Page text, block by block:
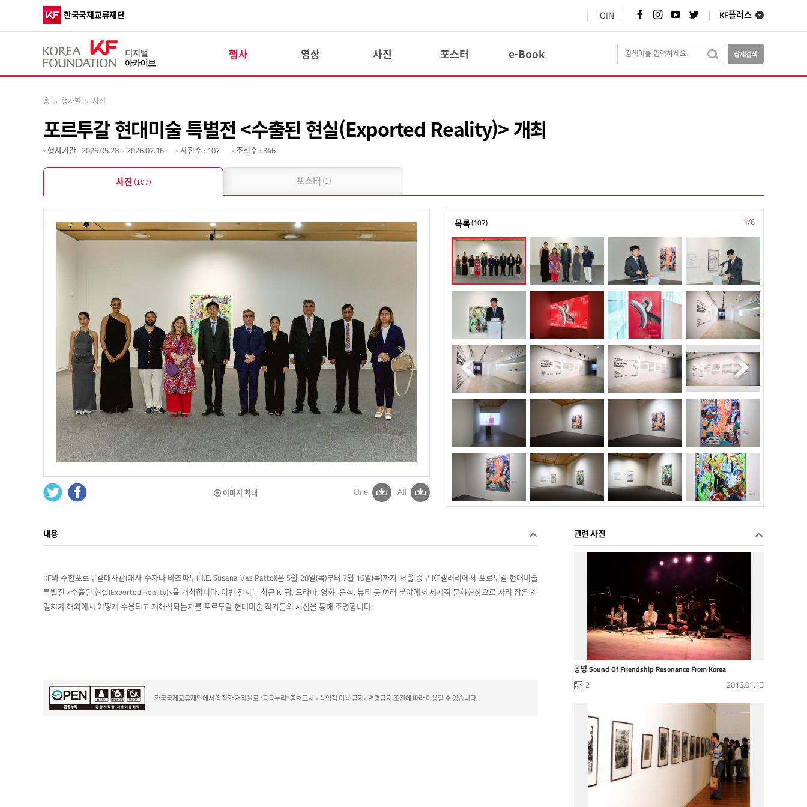
한국국제교류재단 JOIN 페
이
스
북
바
로
가
인
스
타
그
램
바
로
유
튜
브
바
로
가
기
터
바
로
가
기
KF플러스
행사 영상 사진 포스터 e-Book
홈 > 행사별 > 사진
포르투갈 현대미술 특별전 <수출된 현실(Exported Reality)> 개최
행사기간 : 2026.05.28 ~ 2026.07.16 사진수 : 107 조회수 : 346
사진 (107) 포스터 (1)
목록(107) 1/6
One All
이미지 확대
내용
KF와 주한포르투갈대사관(대사 수자나 바즈파투(H.E. Susana Vaz Patto))은 5월 28일(목)부터 7월 16일(목)까지 서울 중구 KF갤러리에서 포르투갈 현대미술
특별전 <수출된 현실(Exported Reality)>을 개최합니다. 이번 전시는 최근 K-팝, 드라마, 영화, 음식, 뷰티 등 여러 분야에서 세계적 문화현상으로 자리 잡은 K-
컬처가 해외에서 어떻게 수용되고 재해석되는지를 포르투갈 현대미술 작가들의 시선을 통해 조명합니다.
한국국제교류재단에서 창작한 저작물로 "공공누리" 출처표시 - 상업적 이용 금지- 변경금지 조건에 따라 이용할 수 있습니다.
관련 사진
공명 Sound Of Friendship Resonance From Korea
2 2016.01.13